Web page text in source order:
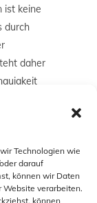
Technologien wie
darauf
können wir Daten
Website verarbeiten.
können
ist keine
durch
daher
ein.
auf